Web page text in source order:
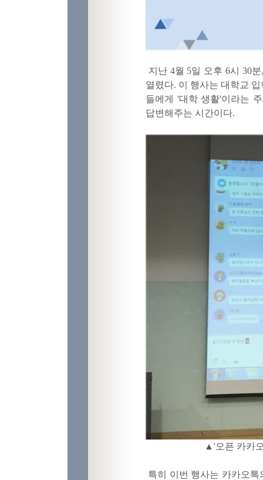
지난 4월 5일 오후 6시 30
열렸다. 이 행사는 대학교 입
들에게 '대학 생활'이라는
답변해주는 시간이다.
▲ '오픈 카카
특히 이번 행사는 카카오